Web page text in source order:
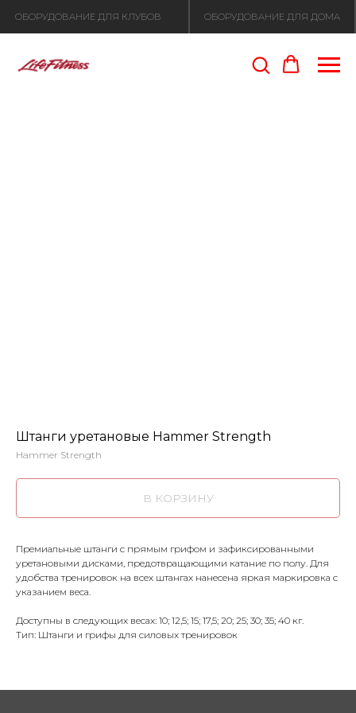
Штанги уретановые Hammer Strength
Hammer Strength
В КОРЗИНУ
Премиальные штанги с прямым грифом и зафиксированными
уретановыми дисками, предотвращающими катание по полу. Для
удобства тренировок на всех штангах нанесена яркая маркировка с
указанием веса.
Доступны в следующих весах: 10; 12,5; 15; 17,5; 20; 25; 30; 35; 40 кг.
Тип: Штанги и грифы для силовых тренировок